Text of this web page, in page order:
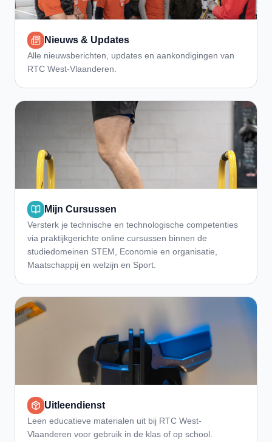
Nieuws & Updates
Alle nieuwsberichten, updates en aankondigingen van
RTC West-Vlaanderen.
Mijn Cursussen
Versterk je technische en technologische competenties
via praktijkgerichte online cursussen binnen de
studiedomeinen STEM, Economie en organisatie,
Maatschappij en welzijn en Sport.
Uitleendienst
Leen educatieve materialen uit bij RTC West-
Vlaanderen voor gebruik in de klas of op school.